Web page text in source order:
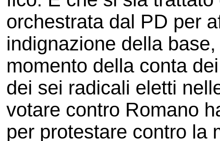
orchestrata dal PD per
indignazione della
momento della conta
dei sei radicali eletti
votare contro Romano
per protestare contro la